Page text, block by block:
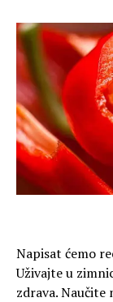
Napisat ćemo
Uživajte u
zdrava. Naučite